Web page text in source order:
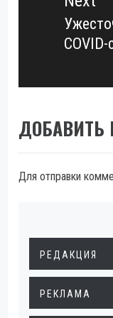
Next
post:
ДОБАВИТЬ
Для отправки
РЕДАКЦИЯ
РЕКЛАМА